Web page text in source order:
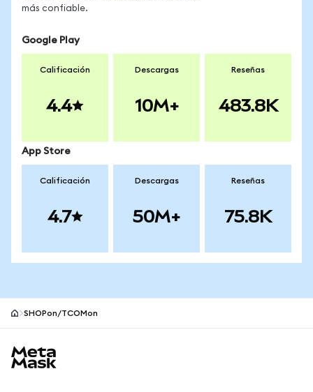
más confiable.
Google Play
Calificación
4.4
Descargas
10M+
Reseñas
483.8K
App Store
Calificación
4.7
Descargas
50M+
Reseñas
75.8K
SHOPon/TCOMon